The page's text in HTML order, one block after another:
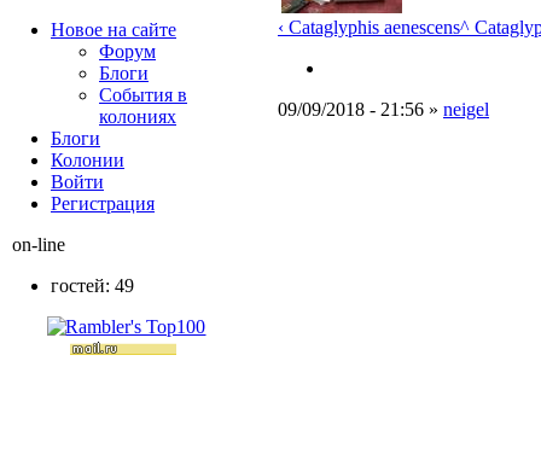
‹ Cataglyphis aenescens^
09/09/2018 - 21:56 » neigel
Новое на сайте
Форум
Блоги
События в
колониях
Блоги
Колонии
Войти
Peгиcтpaция
on-line
гостей: 49